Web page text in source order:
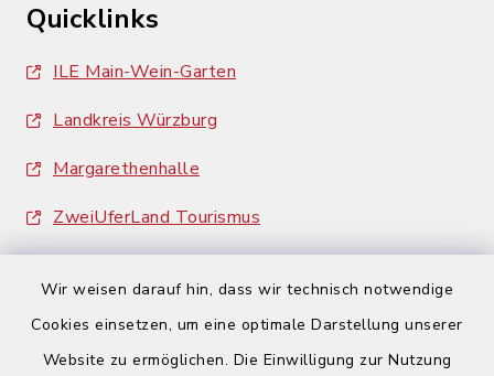
Wir weisen darauf hin, dass wir technisch notwendige
Cookies einsetzen, um eine optimale Darstellung unserer
Website zu ermöglichen. Die Einwilligung zur Nutzung
Quicklinks
ILE Main-Wein-Garten
Landkreis Würzburg
Margarethenhalle
ZweiUferLand Tourismus